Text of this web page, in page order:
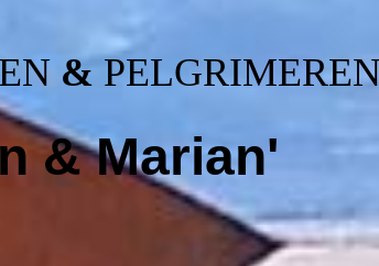
&
& Marian'